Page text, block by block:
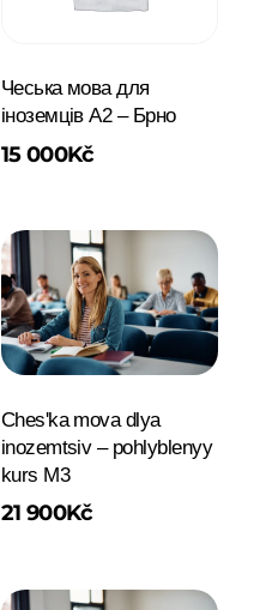
Чеська мова для
іноземців A2 – Брно
15 000Kč
Chesʹka mova dlya
inozemtsiv – pohlyblenyy
kurs M3
21 900Kč